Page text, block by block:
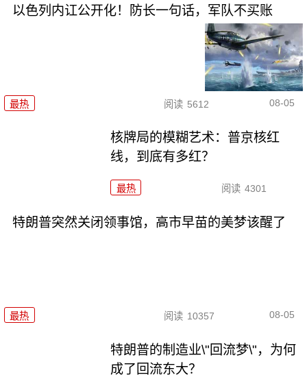
以色列内讧公开化！防长一句话，军队不买账
最热 阅读 5612 08-05
核牌局的模糊艺术：普京核红
线，到底有多红？
最热 阅读 4301
特朗普突然关闭领事馆，高市早苗的美梦该醒了
最热 阅读 10357 08-05
特朗普的制造业\"回流梦\"，为何
成了回流东大？